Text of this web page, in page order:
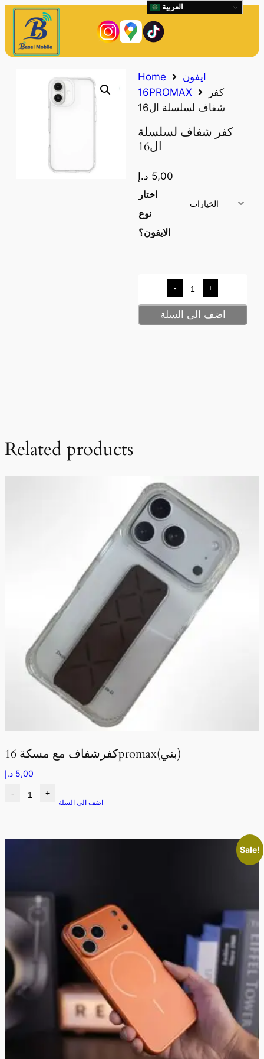
Home
ايفون
16PROMAX
كفر
شفاف لسلسلة ال16
كفر شفاف لسلسلة
ال16
5,00 د.إ
اختار
نوع
الايفون؟
- +
اضف الى السلة
Related products
كفرشفاف مع مسكة 16promax(بني)
5,00 د.إ
- +
اضف الى السلة
Sale!
العربية